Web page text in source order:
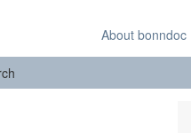
About bonndoc